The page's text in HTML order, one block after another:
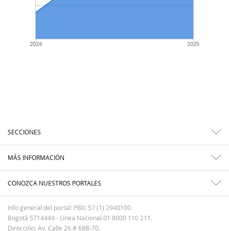
2024 2025
SECCIONES
MÁS INFORMACIÓN
CONOZCA NUESTROS PORTALES
Info general del portal: PBX: 57 (1) 2940100.
Bogotá 5714444 - Línea Nacional 01 8000 110 211.
Dirección: Av. Calle 26 # 68B-70.